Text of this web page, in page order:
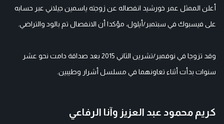
أعلن الممثل عمر خورشيد انفصاله عن زوجته ياسمين جيلاني عبر حسابه
على فيسبوك في سبتمبر/أيلول، مؤكدا أن الانفصال تم بالود والتراضي.
وقد تزوجا في نوفمبر/تشرين الثاني 2015 بعد صداقة دامت نحو عشر
سنوات بدأت أثناء تعاونهما في مسلسل أشرار وطيبين.
كريم محمود عبد العزيز وآنا الرفاعي